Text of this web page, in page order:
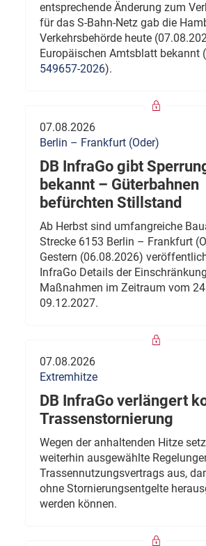
entsprechende Änderung zum
für das S-Bahn-Netz gab die
Verkehrsbehörde heute
Europäischen Amtsblatt bekannt
549657-2026).
07.08.2026
Berlin – Frankfurt (Oder)
DB InfraGo gibt
bekannt – Güterbahnen
befürchten Stillstand
Ab Herbst sind umfangreiche
Strecke 6153 Berlin – Frankfurt
Gestern (06.08.2026)
InfraGo Details der
Maßnahmen im Zeitraum vom
09.12.2027.
07.08.2026
Extremhitze
DB InfraGo verlängert
Trassenstornierung
Wegen der anhaltenden Hitze
weiterhin ausgewählte
Trassennutzungsvertrags aus,
ohne Stornierungsentgelte
werden können.